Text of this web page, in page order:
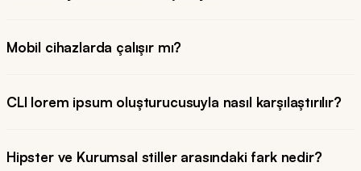
Mobil cihazlarda çalışır mı?
CLI lorem ipsum oluşturucusuyla nasıl karşılaştırılır?
Hipster ve Kurumsal stiller arasındaki fark nedir?